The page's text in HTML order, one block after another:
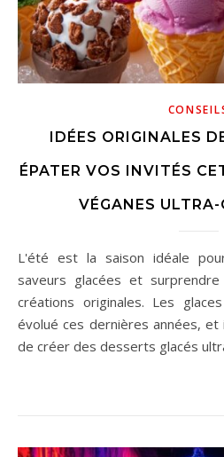
IDÉES ORIGINALES
ÉPATER VOS INVITÉS
VÉGANES ULTRA-
L'été est la saison idéale pour explorer de nouvelles
saveurs glacées et
créations originales. Les
évolué ces dernières années,
de créer des desserts glacés